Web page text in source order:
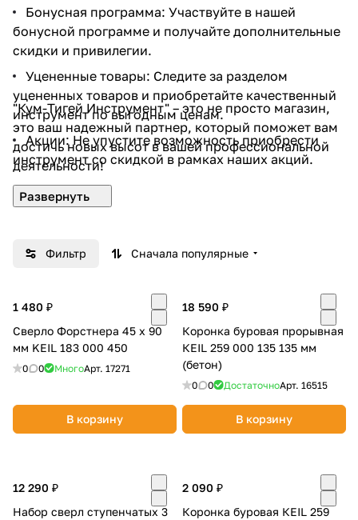
Бонусная программа: Участвуйте в нашей
бонусной программе и получайте дополнительные
скидки и привилегии.
Уцененные товары: Следите за разделом
уцененных товаров и приобретайте качественный
инструмент по выгодным ценам.
Акции: Не упустите возможность приобрести
инструмент со скидкой в рамках наших акций.
"Кум-Тигей Инструмент" – это не просто магазин,
это ваш надежный партнер, который поможет вам
достичь новых высот в вашей профессиональной
деятельности!
Фильтр Сначала популярные
1 480 ₽
Сверло Форстнера 45 х 90
мм KEIL 183 000 450
0 0 МногоАрт. 17271
В корзину
18 590 ₽
Коронка буровая прорывная
КEIL 259 000 135 135 мм
(бетон)
0 0 ДостаточноАрт. 16515
В корзину
12 290 ₽
Набор сверл ступенчатых 3
2 090 ₽
Коронка буровая КEIL 259